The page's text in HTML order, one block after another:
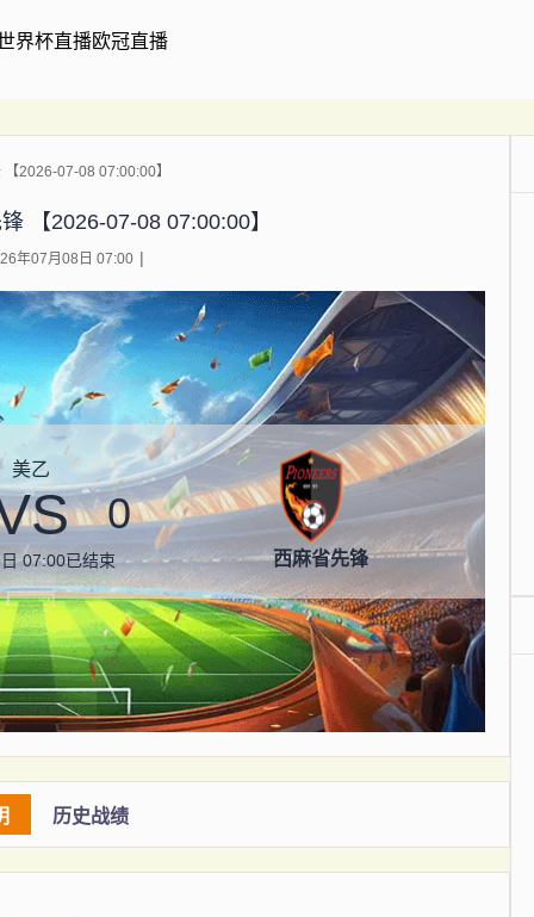
界杯直播欧冠直播
2026-07-08 07:00:00】
【2026-07-08 07:00:00】
年07月08日 07:00
美乙
0
07:00已结束 西麻省先锋
历史战绩